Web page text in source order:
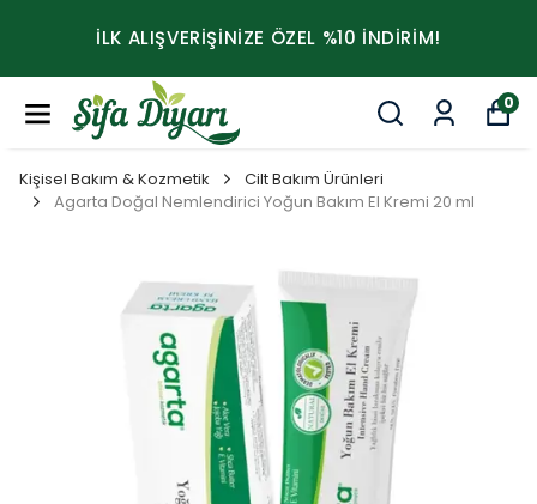
İLK ALIŞVERİŞİNİZE ÖZEL %10 İNDİRİM!
0
Kişisel Bakım & Kozmetik
Cilt Bakım Ürünleri
Agarta Doğal Nemlendirici Yoğun Bakım El Kremi 20 ml